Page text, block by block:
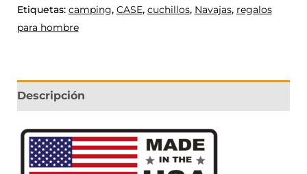
Etiquetas: camping, CASE, cuchillos, Navajas, regalos
para hombre
Descripción